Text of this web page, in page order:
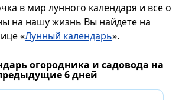
в мир лунного календаря и все о
на нашу жизнь Вы найдете на
«Лунный календарь».
огородника и садовода на
6 дней